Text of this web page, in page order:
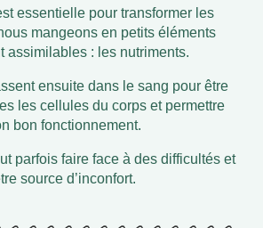
essentielle pour transformer les
mangeons en petits éléments
assimilables : les nutriments.
ensuite dans le sang pour être
les cellules du corps et permettre
bon fonctionnement.
parfois faire face à des difficultés et
source d’inconfort.